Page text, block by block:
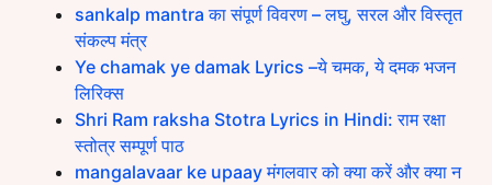
sankalp mantra का संपूर्ण विवरण – लघु, सरल और विस्तृत
संकल्प मंत्र
Ye chamak ye damak Lyrics –ये चमक, ये दमक भजन
लिरिक्स
Shri Ram raksha Stotra Lyrics in Hindi: राम रक्षा
स्तोत्र सम्पूर्ण पाठ
mangalavaar ke upaay मंगलवार को क्या करें और क्या न